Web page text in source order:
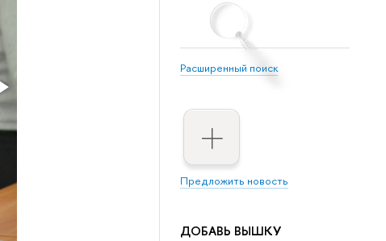
Расширенный поиск
Предложить новость
ДОБАВЬ ВЫШКУ